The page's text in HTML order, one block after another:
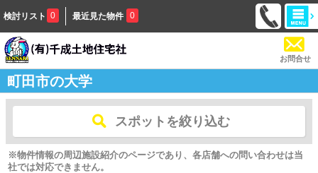
検討リスト 0 最近見た物件 0
お問合せ
町田市の大学
スポットを絞り込む
※物件情報の周辺施設紹介のページであり、各店舗への問い合わせは当
社では対応できません。